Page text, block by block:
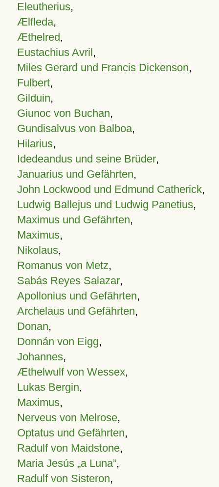
Eleutherius,
Ælfleda,
Æthelred,
Eustachius Avril,
Miles Gerard und Francis Dickenson,
Fulbert,
Gilduin,
Giunoc von Buchan,
Gundisalvus von Balboa,
Hilarius,
Idedeandus und seine Brüder,
Januarius und Gefährten,
John Lockwood und Edmund Catherick,
Ludwig Ballejus und Ludwig Panetius,
Maximus und Gefährten,
Maximus,
Nikolaus,
Romanus von Metz,
Sabás Reyes Salazar,
Apollonius und Gefährten,
Archelaus und Gefährten,
Donan,
Donnán von Eigg,
Johannes,
Æthelwulf von Wessex,
Lukas Bergin,
Maximus,
Nerveus von Melrose,
Optatus und Gefährten,
Radulf von Maidstone,
Maria Jesús „a Luna”,
Radulf von Sisteron,